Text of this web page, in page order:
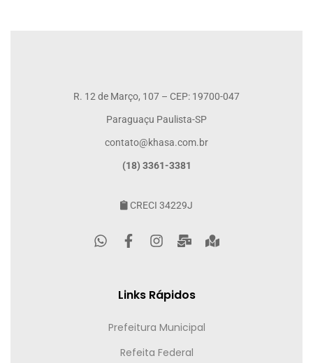
R. 12 de Março, 107 – CEP: 19700-047
Paraguaçu Paulista-SP
contato@khasa.com.br
(18) 3361-3381
CRECI 34229J
Links Rápidos
Prefeitura Municipal
Refeita Federal